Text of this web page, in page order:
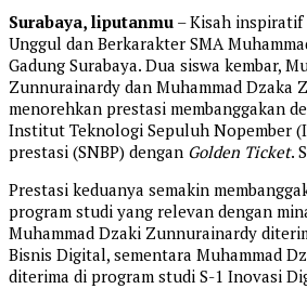
Surabaya, liputanmu – Kisah
Unggul dan Berkarakter SMA
Gadung Surabaya. Dua siswa kembar,
Zunnurainardy dan Muhammad Dzaka
menorehkan prestasi membanggakan
Institut Teknologi Sepuluh Nopember
prestasi (SNBP) dengan Golden Ticket.
Prestasi keduanya semakin
program studi yang relevan dengan
Muhammad Dzaki Zunnurainardy
Bisnis Digital, sementara Muhammad
diterima di program studi S-1 Inovasi